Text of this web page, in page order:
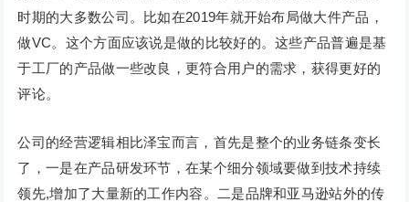
时期的大多数公司。比如在2019年就开始布局做大件产品，
做VC。这个方面应该说是做的比较好的。这些产品普遍是基
于工厂的产品做一些改良，更符合用户的需求，获得更好的
评论。
公司的经营逻辑相比泽宝而言，首先是整个的业务链条变长
了，一是在产品研发环节，在某个细分领域要做到技术持续
领先,增加了大量新的工作内容。二是品牌和亚马逊站外的传